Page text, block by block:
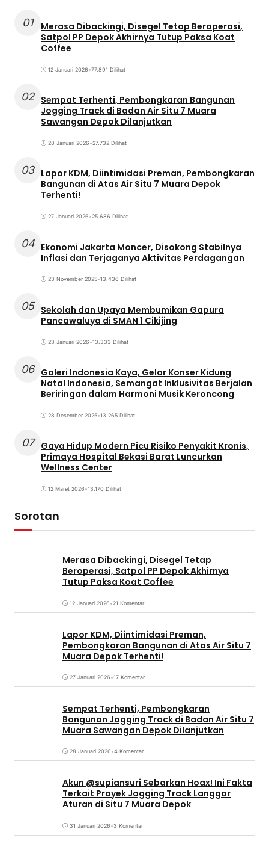
01
Merasa Dibackingi, Disegel Tetap Beroperasi,
Satpol PP Depok Akhirnya Tutup Paksa Koat
Coffee
12 Januari 2026•77.891 Dilihat
02 Sempat Terhenti, Pembongkaran Bangunan
Jogging Track di Badan Air Situ 7 Muara
Sawangan Depok Dilanjutkan
28 Januari 2026•27.732 Dilihat
03 Lapor KDM, Diintimidasi Preman, Pembongkaran
Bangunan di Atas Air Situ 7 Muara Depok
Terhenti!
27 Januari 2026•25.686 Dilihat
04 Ekonomi Jakarta Moncer, Disokong Stabilnya
Inflasi dan Terjaganya Aktivitas Perdagangan
23 November 2025•13.436 Dilihat
05 Sekolah dan Upaya Membumikan Gapura
Pancawaluya di SMAN 1 Cikijing
23 Januari 2026•13.333 Dilihat
06 Galeri Indonesia Kaya, Gelar Konser Kidung
Natal Indonesia, Semangat Inklusivitas Berjalan
Beriringan dalam Harmoni Musik Keroncong
28 Desember 2025•13.265 Dilihat
07
Gaya Hidup Modern Picu Risiko Penyakit Kronis,
Primaya Hospital Bekasi Barat Luncurkan
Wellness Center
12 Maret 2026•13.170 Dilihat
Sorotan
Merasa Dibackingi, Disegel Tetap
Beroperasi, Satpol PP Depok Akhirnya
Tutup Paksa Koat Coffee
12 Januari 2026•21 Komentar
Lapor KDM, Diintimidasi Preman,
Pembongkaran Bangunan di Atas Air Situ 7
Muara Depok Terhenti!
27 Januari 2026•17 Komentar
Sempat Terhenti, Pembongkaran
Bangunan Jogging Track di Badan Air Situ 7
Muara Sawangan Depok Dilanjutkan
28 Januari 2026•4 Komentar
Akun @supiansuri Sebarkan Hoax! Ini Fakta
Terkait Proyek Jogging Track Langgar
Aturan di Situ 7 Muara Depok
31 Januari 2026•3 Komentar